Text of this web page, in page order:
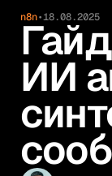
n8n•18.08.2025
ИИ